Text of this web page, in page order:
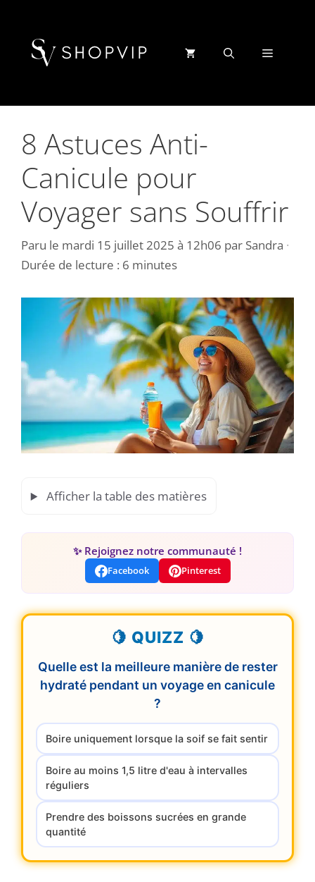
contenu
Menu
8 Astuces Anti-
Canicule pour
Voyager sans Souffrir
Paru le mardi 15 juillet 2025 à 12h06 par Sandra ·
Durée de lecture : 6 minutes
Afficher la table des matières
✨ Rejoignez notre communauté !
Facebook Pinterest
🍋 QUIZZ 🍋
Quelle est la meilleure manière de rester
hydraté pendant un voyage en canicule
?
Boire uniquement lorsque la soif se fait sentir
Boire au moins 1,5 litre d'eau à intervalles
réguliers
Prendre des boissons sucrées en grande
quantité